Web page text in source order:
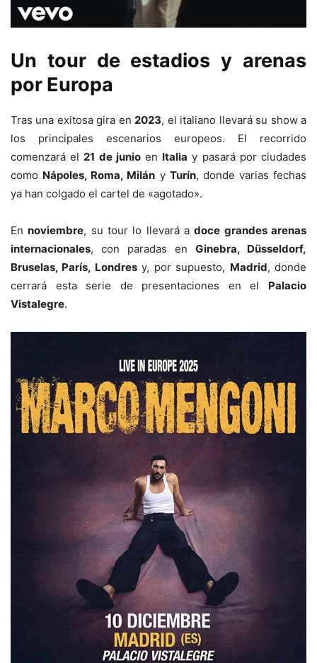
Un tour de estadios y arenas
por Europa
Tras una exitosa gira en2023, el italiano llevará su show a
los principales escenarios europeos. El recorrido
comenzará el21 de junioen Italia y pasará por ciudades
como Nápoles, Roma, Milán y Turín, donde varias fechas
ya han colgado el cartel de «agotado».
Ennoviembre, su tour lo llevará adoce grandes arenas
internacionales, con paradas en Ginebra, Düsseldorf,
Bruselas, París, Londresy, por supuesto, Madrid, donde
cerrará esta serie de presentaciones en el Palacio
Vistalegre.